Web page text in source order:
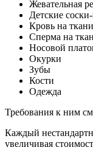
Жевательная
Детские
Кровь на ткани
Сперма на
Носовой
Окурки
Зубы
Кости
Одежда
Требования к ним
Каждый
увеличивая